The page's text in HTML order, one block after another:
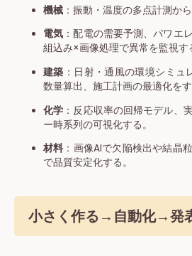
機械 ：振動・温度の多点計測か
電気 ：配電の需要予測、パワエ
組込み×画像処理で異常を監視す
建築 ：日射・通風の環境シミュ
数量算出、施工計画の最適化をす
化学 ：反応収率の回帰モデル、
ー時系列の可視化する。
材料 ：画像AIで欠陥検出や結晶
で品質安定化する。
小さく作る→自動化→発